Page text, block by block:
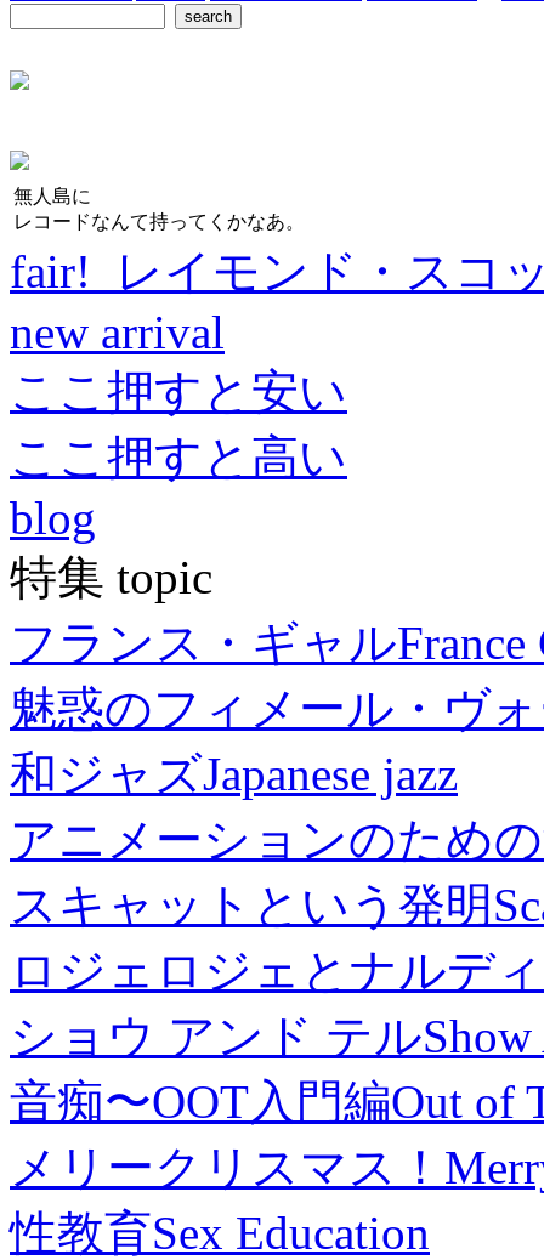
無人島に
レコードなんて持ってくかなあ。
fair! レイモンド・スコ
new arrival
ここ押すと安い
ここ押すと高い
blog
特集 topic
フランス・ギャルFrance
魅惑のフィメール・ヴ
和ジャズJapanese jazz
アニメーションのため
スキャットという発明
ロジェロジェとナルデ
ショウ アンド テル
音痴〜OOT入門編Out of
メリークリスマス！
性教育Sex Education